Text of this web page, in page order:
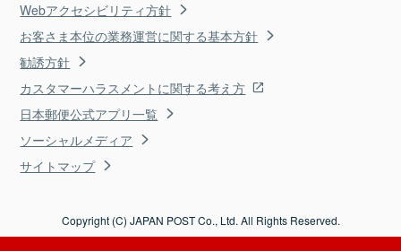
Webアクセシビリティ方針
お客さま本位の業務運営に関する基本方針
勧誘方針
カスタマーハラスメントに関する考え方
日本郵便公式アプリ一覧
ソーシャルメディア
サイトマップ
Copyright (C) JAPAN POST Co., Ltd. All Rights Reserved.